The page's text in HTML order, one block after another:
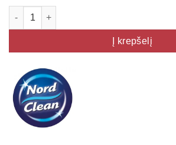
produkto kiekis: Pirties valiklis Nord Clean
Į krepšelį